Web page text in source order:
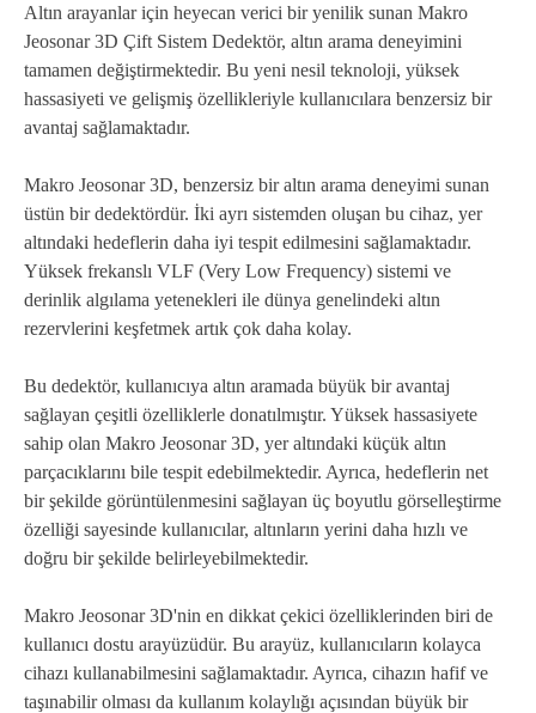
Altın arayanlar için heyecan verici bir yenilik sunan Makro
Jeosonar 3D Çift Sistem Dedektör, altın arama deneyimini
tamamen değiştirmektedir. Bu yeni nesil teknoloji, yüksek
hassasiyeti ve gelişmiş özellikleriyle kullanıcılara benzersiz bir
avantaj sağlamaktadır.
Makro Jeosonar 3D, benzersiz bir altın arama deneyimi sunan
üstün bir dedektördür. İki ayrı sistemden oluşan bu cihaz, yer
altındaki hedeflerin daha iyi tespit edilmesini sağlamaktadır.
Yüksek frekanslı VLF (Very Low Frequency) sistemi ve
derinlik algılama yetenekleri ile dünya genelindeki altın
rezervlerini keşfetmek artık çok daha kolay.
Bu dedektör, kullanıcıya altın aramada büyük bir avantaj
sağlayan çeşitli özelliklerle donatılmıştır. Yüksek hassasiyete
sahip olan Makro Jeosonar 3D, yer altındaki küçük altın
parçacıklarını bile tespit edebilmektedir. Ayrıca, hedeflerin net
bir şekilde görüntülenmesini sağlayan üç boyutlu görselleştirme
özelliği sayesinde kullanıcılar, altınların yerini daha hızlı ve
doğru bir şekilde belirleyebilmektedir.
Makro Jeosonar 3D'nin en dikkat çekici özelliklerinden biri de
kullanıcı dostu arayüzüdür. Bu arayüz, kullanıcıların kolayca
cihazı kullanabilmesini sağlamaktadır. Ayrıca, cihazın hafif ve
taşınabilir olması da kullanım kolaylığı açısından büyük bir